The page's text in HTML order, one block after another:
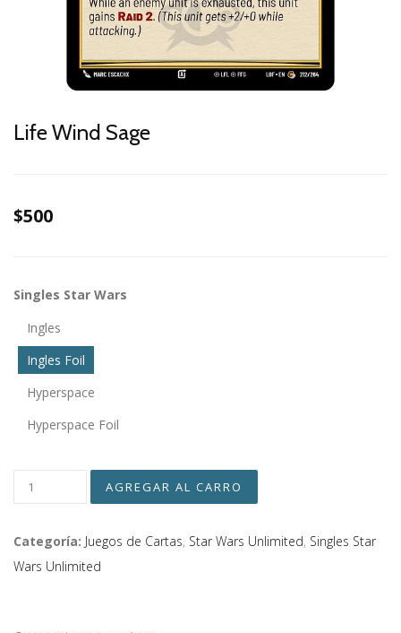
Life Wind Sage
$500
Singles Star Wars
Ingles
Ingles Foil
Hyperspace
Hyperspace Foil
Categoría: Juegos de Cartas, Star Wars Unlimited, Singles Star
Wars Unlimited